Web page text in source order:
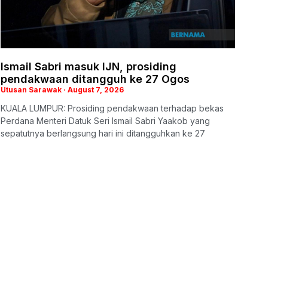
Ismail Sabri masuk IJN, prosiding
pendakwaan ditangguh ke 27 Ogos
Utusan Sarawak August 7, 2026
KUALA LUMPUR: Prosiding pendakwaan terhadap bekas
Perdana Menteri Datuk Seri Ismail Sabri Yaakob yang
sepatutnya berlangsung hari ini ditangguhkan ke 27